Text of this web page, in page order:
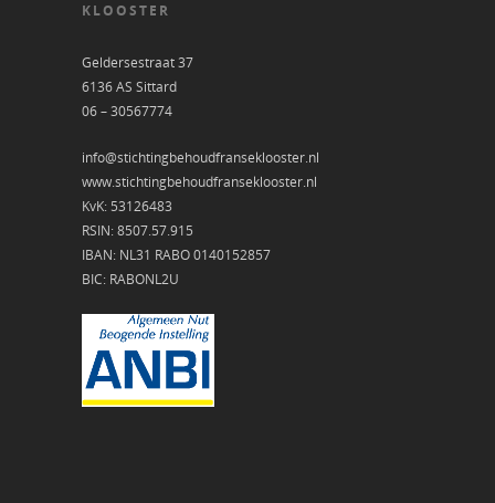
KLOOSTER
Geldersestraat 37
6136 AS Sittard
06 – 30567774
info@stichtingbehoudfranseklooster.nl
www.stichtingbehoudfranseklooster.nl
KvK: 53126483
RSIN: 8507.57.915
IBAN: NL31 RABO 0140152857
BIC: RABONL2U